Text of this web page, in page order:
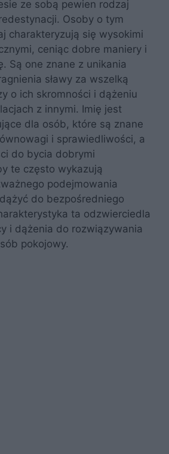
ze sobą pewien rodzaj
Osoby o tym
charakteryzują się wysokimi
ceniąc dobre maniery i
Są one znane z unikania
sławy za wszelką
o ich skromności i dążeniu
z innymi. Imię jest
dla osób, które są znane
i sprawiedliwości, a
do bycia dobrymi
te często wykazują
podejmowania
do bezpośredniego
ta odzwierciedla
i dążenia do rozwiązywania
pokojowy.